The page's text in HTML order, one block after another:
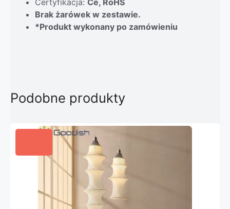
Certyfikacja: Ce, RoHS
Brak żarówek w zestawie.
*Produkt wykonany po zamówieniu
Podobne produkty